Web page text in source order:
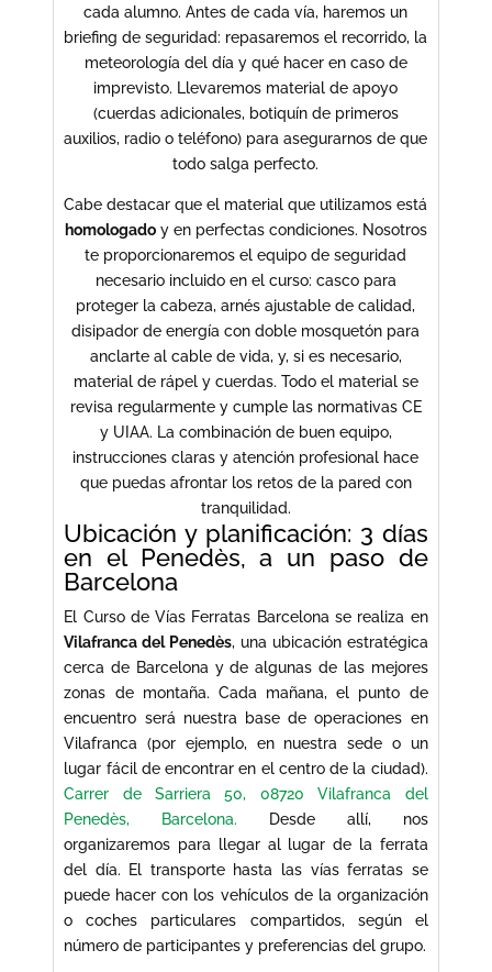
cada alumno. Antes de cada vía, haremos un
briefing de seguridad: repasaremos el recorrido, la
meteorología del día y qué hacer en caso de
imprevisto. Llevaremos material de apoyo
(cuerdas adicionales, botiquín de primeros
auxilios, radio o teléfono) para asegurarnos de que
todo salga perfecto.
Cabe destacar que el material que utilizamos está
homologadoy en perfectas condiciones. Nosotros
te proporcionaremos el equipo de seguridad
necesario incluido en el curso: casco para
proteger la cabeza, arnés ajustable de calidad,
disipador de energía con doble mosquetón para
anclarte al cable de vida, y, si es necesario,
material de rápel y cuerdas. Todo el material se
revisa regularmente y cumple las normativas CE
y UIAA. La combinación de buen equipo,
instrucciones claras y atención profesional hace
que puedas afrontar los retos de la pared con
tranquilidad.
Ubicación y planificación: 3 días
en el Penedès, a un paso de
Barcelona
El Curso de Vías Ferratas Barcelona se realiza en
Vilafranca del Penedès, una ubicación estratégica
cerca de Barcelona y de algunas de las mejores
zonas de montaña. Cada mañana, el punto de
encuentro será nuestra base de operaciones en
Vilafranca (por ejemplo, en nuestra sede o un
lugar fácil de encontrar en el centro de la ciudad).
Carrer de Sarriera 50, 08720 Vilafranca del
Penedès, Barcelona. Desde allí, nos
organizaremos para llegar al lugar de la ferrata
del día. El transporte hasta las vías ferratas se
puede hacer con los vehículos de la organización
o coches particulares compartidos, según el
número de participantes y preferencias del grupo.